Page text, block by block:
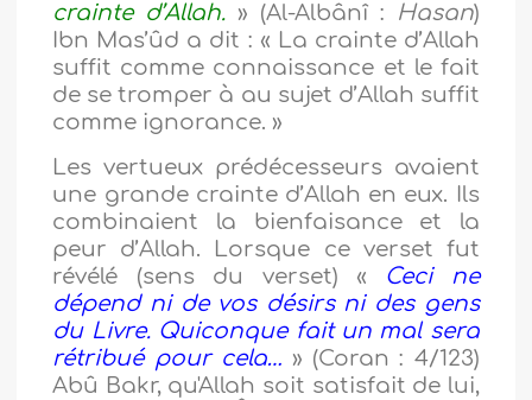
crainte d’Allah. » (Al-Albânî : Hasan)
Ibn Mas’ûd a dit : « La crainte d’Allah
suffit comme connaissance et le fait
de se tromper à au sujet d’Allah suffit
comme ignorance. »
Les vertueux prédécesseurs avaient
une grande crainte d’Allah en eux. Ils
combinaient la bienfaisance et la
peur d’Allah. Lorsque ce verset fut
révélé (sens du verset) « Ceci ne
dépend ni de vos désirs ni des gens
du Livre. Quiconque fait un mal sera
rétribué pour cela… » (Coran : 4/123)
Abû Bakr, qu'Allah soit satisfait de lui,